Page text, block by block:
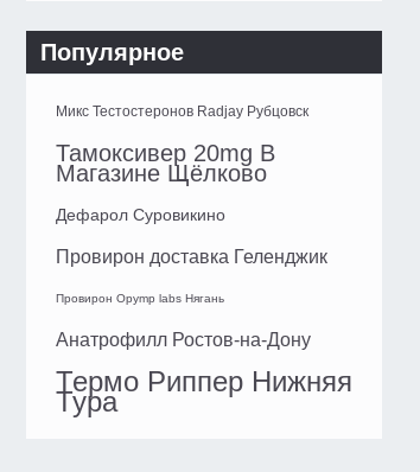
Популярное
Микс Тестостеронов Radjay Рубцовск
Тамоксивер 20mg В
Магазине Щёлково
Дефарол Суровикино
Провирон доставка Геленджик
Провирон Opymp labs Нягань
Анатрофилл Ростов-на-Дону
Термо Риппер Нижняя
Тура